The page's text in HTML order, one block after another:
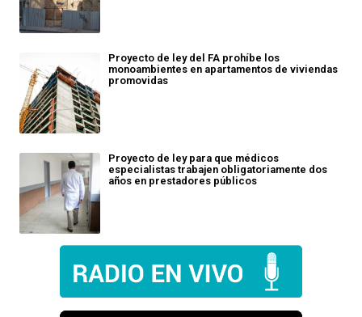
Proyecto de ley del FA prohíbe los
monoambientes en apartamentos de viviendas
promovidas
Proyecto de ley para que médicos
especialistas trabajen obligatoriamente dos
años en prestadores públicos